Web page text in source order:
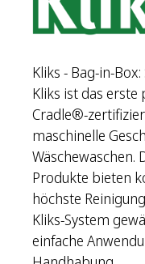
Kliks - Bag-in-
Kliks ist das erste
Cradle®-
maschinelle
Produkte bieten
höchste
Kliks-System
einfache